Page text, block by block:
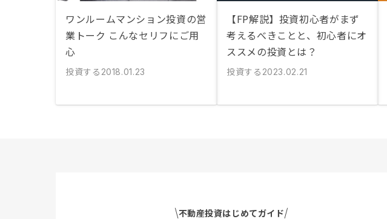
ワンルームマンション投資の営
業トーク こんなセリフにご用
心
投資する 2018.01.23
【FP解説】投資初心者がまず
考えるべきことと、初心者にオ
ススメの投資とは？
投資する 2023.02.21
不動産投資はじめてガイド